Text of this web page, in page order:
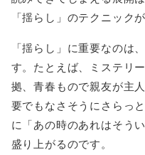
「揺らし」のテクニック
「揺らし」に重要なのは
す。たとえば、ミステリ
拠、青春もので親友が主
要でもなさそうにさらっ
に「あの時のあれはそう
盛り上がるのです。